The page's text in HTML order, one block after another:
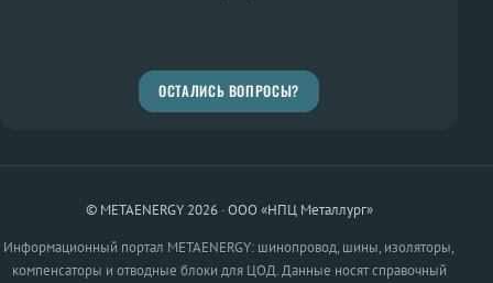
ОСТАЛИСЬ ВОПРОСЫ?
© METAENERGY 2026 · ООО «НПЦ Металлург»
Информационный портал METAENERGY: шинопровод, шины, изоляторы,
компенсаторы и отводные блоки для ЦОД. Данные носят справочный